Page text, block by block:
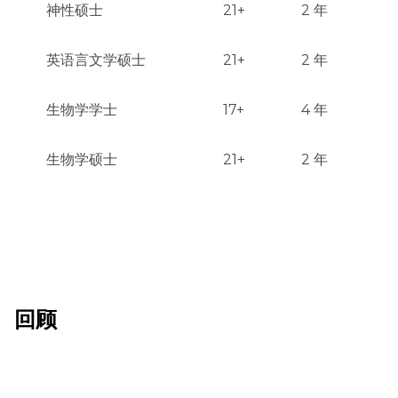
提交完整文件包后，决定将在2-4周内通知。
神性硕士 21+ 2 年
英语言文学硕士 21+ 2 年
生物学学士 17+ 4 年
生物学硕士 21+ 2 年
回顾